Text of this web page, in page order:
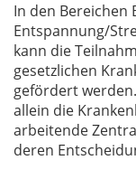
In den Bereichen
Entspannung/
kann die
gesetzlichen
gefördert
allein die
arbeitende
deren